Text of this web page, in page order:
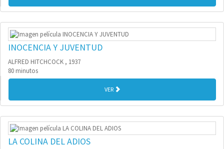
INOCENCIA Y JUVENTUD
ALFRED HITCHCOCK , 1937
80 minutos
VER
LA COLINA DEL ADIOS